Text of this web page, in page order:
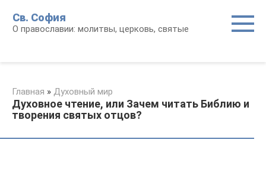
контенту
Св. София
О православии: молитвы, церковь, святые
Главная » Духовный мир
Духовное чтение, или Зачем читать Библию и
творения святых отцов?